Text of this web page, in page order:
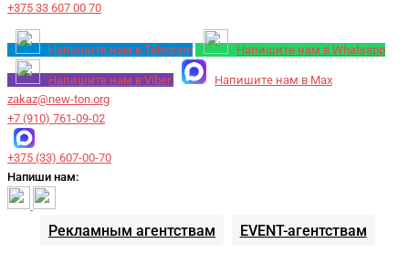
+375 33 607 00 70
Напишите нам в Telegram Напишите нам в Whatsapp
Напишите нам в Viber
Напишите нам в Max
zakaz@new-ton.org
+7 (910) 761-09-02
+375 (33) 607-00-70
Напиши нам:
Рекламным агентствам EVENT-агентствам